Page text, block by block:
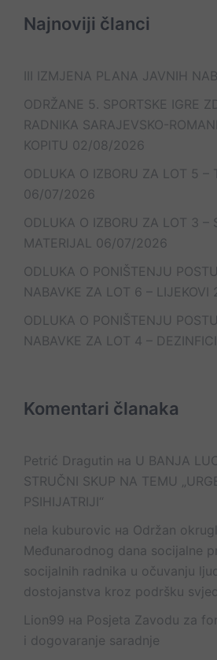
Najnoviji članci
III IZMJENA PLANA JAVNIH
ODRŽANE 5. SPORTSKE IGRE
RADNIKA SARAJEVSKO-
KOPITU 02/08/2026
ODLUKA O IZBORU ZA LOT 5 –
06/07/2026
ODLUKA O IZBORU ZA LOT 3 –
MATERIJAL 06/07/2026
ODLUKA O PONIŠTENJU
NABAVKE ZA LOT 6 – LIJEKOVI
ODLUKA O PONIŠTENJU
NABAVKE ZA LOT 4 –
Komentari članaka
Petrić Dragutin на U BANJA
STRUČNI SKUP NA TEMU
PSIHIJATRIJI“
nela kuburovic на Održan
Međunarodnog dana socijalne
socijalnih radnika u očuvanju
dostojanstva kroz podršku
Lion99 на Posjeta Zavodu za
i dogovaranje saradnje